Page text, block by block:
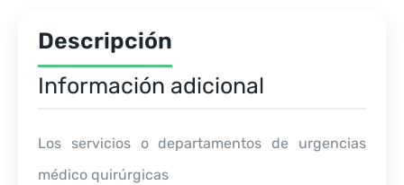
Descripción
Información adicional
Los servicios o departamentos de urgencias
médico quirúrgicas